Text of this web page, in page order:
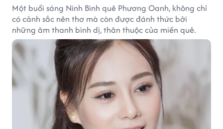
Một buổi sáng Ninh Bình quê Phương Oanh, không chỉ
có cảnh sắc nên thơ mà còn được đánh thức bởi
những âm thanh bình dị, thân thuộc của miền quê.